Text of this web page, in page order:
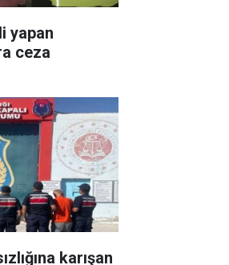
yapan
ceza
karışan